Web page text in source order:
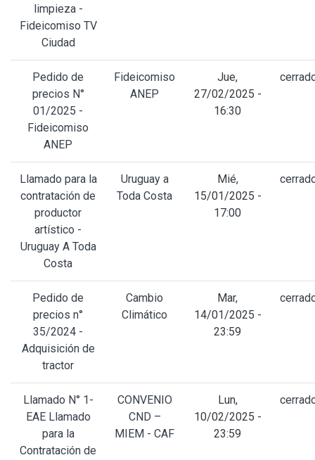
limpieza -
Fideicomiso TV
Ciudad
Pedido de
precios N°
01/2025 -
Fideicomiso
ANEP
Fideicomiso
ANEP
Jue,
27/02/2025 -
16:30
Llamado para la
contratación de
productor
artístico -
Uruguay A Toda
Costa
Uruguay a
Toda Costa
Mié,
15/01/2025 -
17:00
Pedido de
precios n°
35/2024 -
Adquisición de
tractor
Cambio
Climático
Mar,
14/01/2025 -
23:59
Llamado N° 1-
EAE Llamado
para la
Contratación de
CONVENIO
CND –
MIEM - CAF
Lun,
10/02/2025 -
23:59